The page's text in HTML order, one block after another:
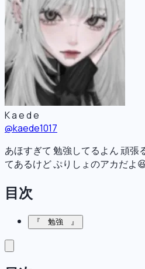
K a e d e
@kaede1017
あほすぎて 勉強してるよん 頑張
てあるけど ぷりしょのアカだよ
目次
『 勉強 』